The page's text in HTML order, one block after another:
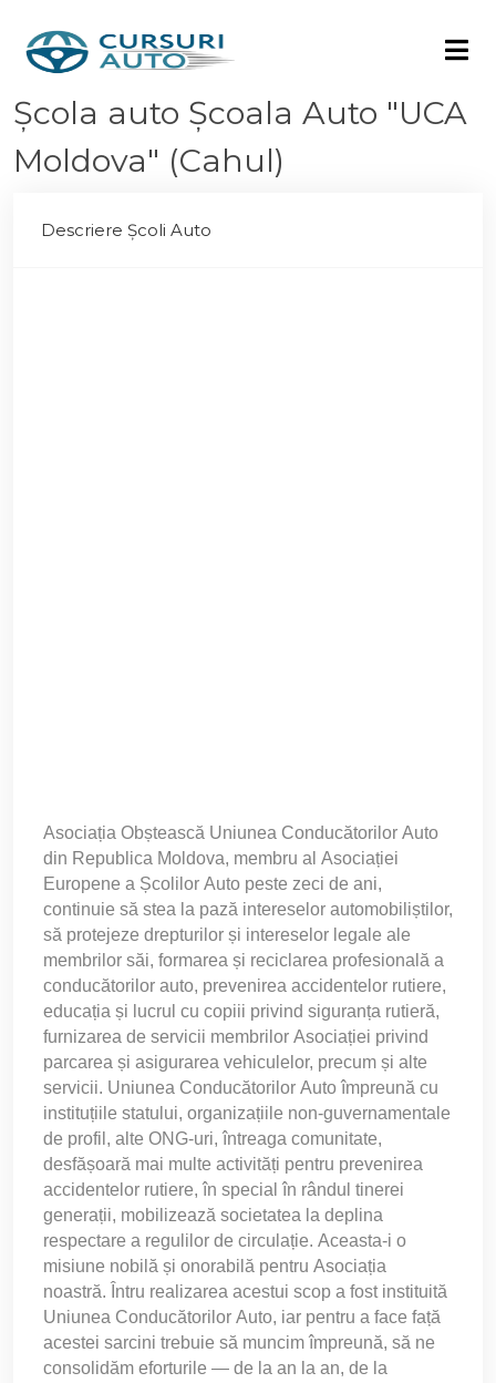
Școlа auto Școala Auto "UCA
Moldova" (Cahul)
Descriere Școli Auto
Asociația Obștească Uniunea Conducătorilor Auto
din Republica Moldova, membru al Asociației
Europene a Școlilor Auto peste zeci de ani,
continuie să stea la pază intereselor automobiliștilor,
să protejeze drepturilor și intereselor legale ale
membrilor săi, formarea și reciclarea profesională a
conducătorilor auto, prevenirea accidentelor rutiere,
educația și lucrul cu copiii privind siguranța rutieră,
furnizarea de servicii membrilor Asociației privind
parcarea și asigurarea vehiculelor, precum și alte
servicii. Uniunea Conducătorilor Auto împreună cu
instituțiile statului, organizațiile non-guvernamentale
de profil, alte ONG-uri, întreaga comunitate,
desfășoară mai multe activități pentru prevenirea
accidentelor rutiere, în special în rândul tinerei
generații, mobilizează societatea la deplina
respectare a regulilor de circulație. Aceasta-i o
misiune nobilă și onorabilă pentru Asociația
noastră. Întru realizarea acestui scop a fost instituită
Uniunea Conducătorilor Auto, iar pentru a face față
acestei sarcini trebuie să muncim împreună, să ne
consolidăm eforturile — de la an la an, de la